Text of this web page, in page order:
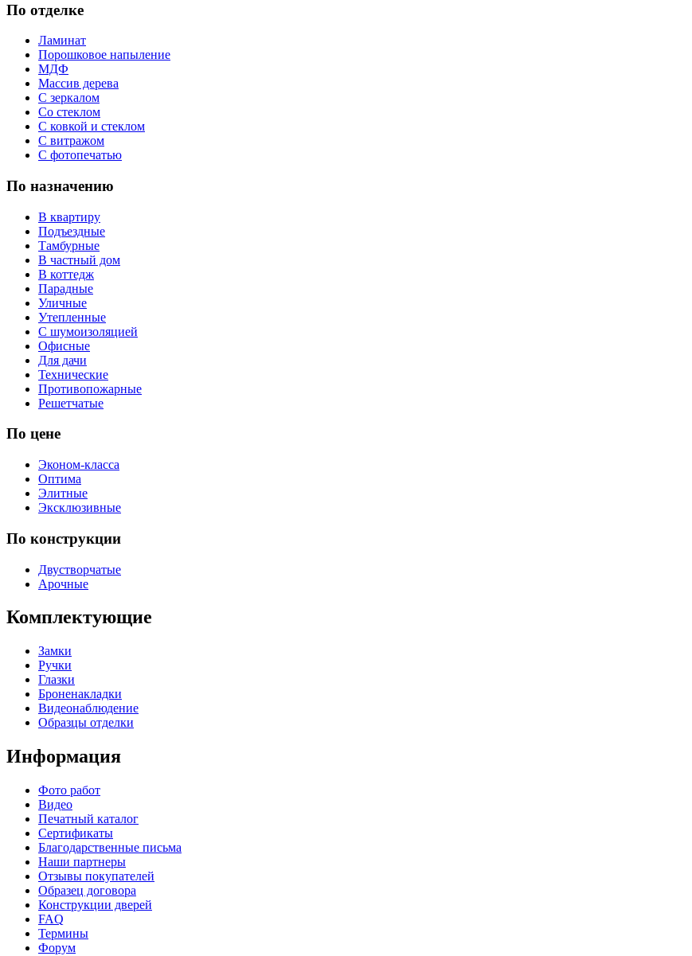
По отделке
Ламинат
Порошковое напыление
МДФ
Массив дерева
С зеркалом
Со стеклом
С ковкой и стеклом
С витражом
С фотопечатью
По назначению
В квартиру
Подъездные
Тамбурные
В частный дом
В коттедж
Парадные
Уличные
Утепленные
С шумоизоляцией
Офисные
Для дачи
Технические
Противопожарные
Решетчатые
По цене
Эконом-класса
Оптима
Элитные
Эксклюзивные
По конструкции
Двустворчатые
Арочные
Комплектующие
Замки
Ручки
Глазки
Броненакладки
Видеонаблюдение
Образцы отделки
Информация
Фото работ
Видео
Печатный каталог
Сертификаты
Благодарственные письма
Наши партнеры
Отзывы покупателей
Образец договора
Конструкции дверей
FAQ
Термины
Форум